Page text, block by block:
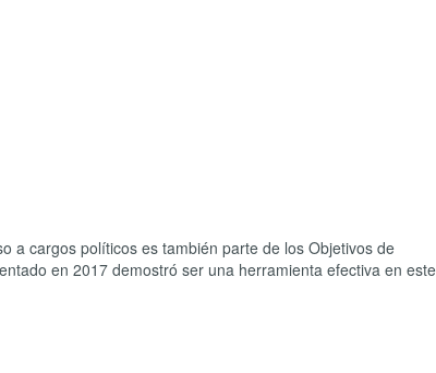
a cargos políticos es también parte de los Objetivos de
en 2017 demostró ser una herramienta efectiva en este